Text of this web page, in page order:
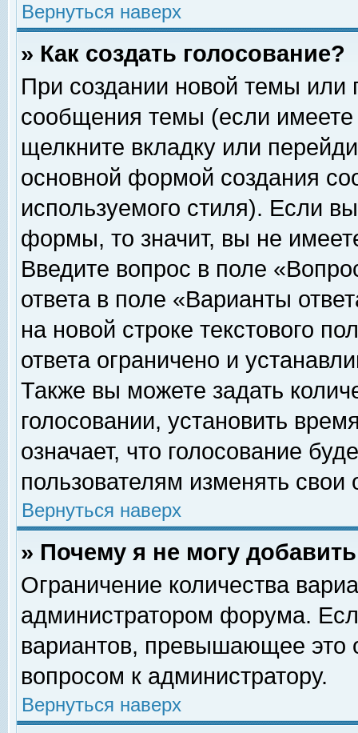
Вернуться наверх
» Как создать голосование?
При создании новой темы или
сообщения темы (если
щелкните вкладку или
основной формой создания
используемого стиля). Если
формы, то значит, вы не
Введите вопрос в поле
ответа в поле «Варианты
на новой строке текстового
ответа ограничено и
Также вы можете задать
голосовании, установить
означает, что голосование
пользователям изменять свои
Вернуться наверх
» Почему я не могу
Ограничение количества
администратором форума.
вариантов, превышающее это
вопросом к администратору.
Вернуться наверх